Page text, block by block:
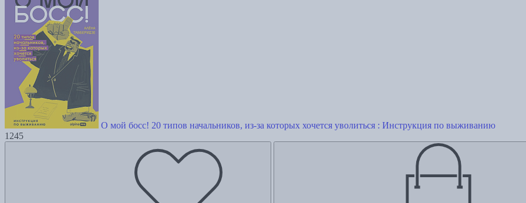
О мой босс! 20 типов начальников, из-за которых хочется уволиться : Инструкция по выживанию
1245